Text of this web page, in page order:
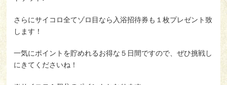
さらにサイコロ全てゾロ目なら入浴招待券も１枚プレゼント致
します！
一気にポイントを貯めれるお得な５日間ですので、ぜひ挑戦し
にきてくださいね！